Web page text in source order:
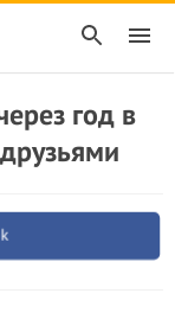
год в